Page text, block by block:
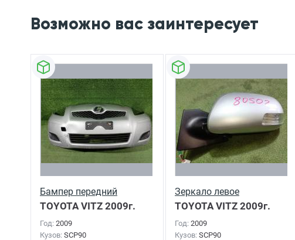
Возможно вас заинтересует
Бампер передний
TOYOTA VITZ 2009г.
Год: 2009
Кузов: SCP90
Зеркало левое
TOYOTA VITZ 2009г.
Год: 2009
Кузов: SCP90